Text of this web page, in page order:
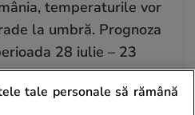
temperaturile vor
la umbră. Prognoza
28 iulie – 23
tale personale să rămână